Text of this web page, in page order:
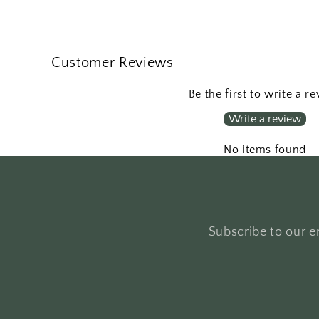
Customer Reviews
Be the first to write a
Write a review
No items found
Subscribe to our